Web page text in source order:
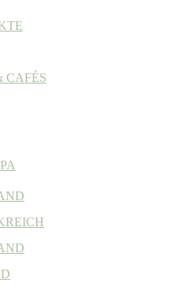
CAFÉS